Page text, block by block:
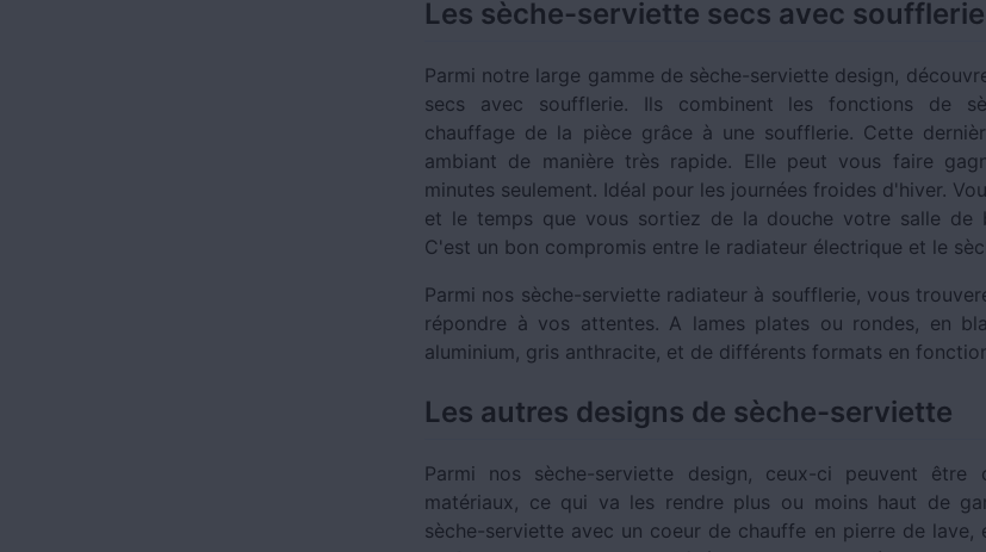
Les sèche-serviette secs avec soufflerie
Parmi notre large gamme de sèche-serviette design,
secs avec soufflerie. Ils combinent les fonctions de
chauffage de la pièce grâce à une soufflerie. Cette
ambiant de manière très rapide. Elle peut vous faire
minutes seulement. Idéal pour les journées froides d'hiver.
et le temps que vous sortiez de la douche votre salle de
C'est un bon compromis entre le radiateur électrique et le
Parmi nos sèche-serviette radiateur à soufflerie, vous
répondre à vos attentes. A lames plates ou rondes, en
aluminium, gris anthracite, et de différents formats en
Les autres designs de sèche-serviette
Parmi nos sèche-serviette design, ceux-ci peuvent être
matériaux, ce qui va les rendre plus ou moins haut de
sèche-serviette avec un coeur de chauffe en pierre de lave,